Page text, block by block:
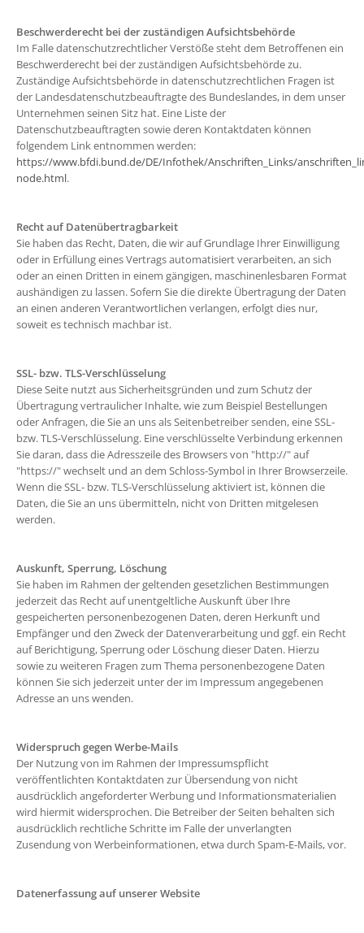
Beschwerderecht bei der zuständigen Aufsichtsbehörde
Im Falle datenschutzrechtlicher Verstöße steht dem Betroffenen ein
Beschwerderecht bei der zuständigen Aufsichtsbehörde zu.
Zuständige Aufsichtsbehörde in datenschutzrechtlichen Fragen ist
der Landesdatenschutzbeauftragte des Bundeslandes, in dem unser
Unternehmen seinen Sitz hat. Eine Liste der
Datenschutzbeauftragten sowie deren Kontaktdaten können
folgendem Link entnommen werden:
https://www.bfdi.bund.de/DE/Infothek/Anschriften_Links/
node.html.
Recht auf Datenübertragbarkeit
Sie haben das Recht, Daten, die wir auf Grundlage Ihrer Einwilligung
oder in Erfüllung eines Vertrags automatisiert verarbeiten, an sich
oder an einen Dritten in einem gängigen, maschinenlesbaren Format
aushändigen zu lassen. Sofern Sie die direkte Übertragung der Daten
an einen anderen Verantwortlichen verlangen, erfolgt dies nur,
soweit es technisch machbar ist.
SSL- bzw. TLS-Verschlüsselung
Diese Seite nutzt aus Sicherheitsgründen und zum Schutz der
Übertragung vertraulicher Inhalte, wie zum Beispiel Bestellungen
oder Anfragen, die Sie an uns als Seitenbetreiber senden, eine SSL-
bzw. TLS-Verschlüsselung. Eine verschlüsselte Verbindung erkennen
Sie daran, dass die Adresszeile des Browsers von "http://" auf
"https://" wechselt und an dem Schloss-Symbol in Ihrer Browserzeile.
Wenn die SSL- bzw. TLS-Verschlüsselung aktiviert ist, können die
Daten, die Sie an uns übermitteln, nicht von Dritten mitgelesen
werden.
Auskunft, Sperrung, Löschung
Sie haben im Rahmen der geltenden gesetzlichen Bestimmungen
jederzeit das Recht auf unentgeltliche Auskunft über Ihre
gespeicherten personenbezogenen Daten, deren Herkunft und
Empfänger und den Zweck der Datenverarbeitung und ggf. ein Recht
auf Berichtigung, Sperrung oder Löschung dieser Daten. Hierzu
sowie zu weiteren Fragen zum Thema personenbezogene Daten
können Sie sich jederzeit unter der im Impressum angegebenen
Adresse an uns wenden.
Widerspruch gegen Werbe-Mails
Der Nutzung von im Rahmen der Impressumspflicht
veröffentlichten Kontaktdaten zur Übersendung von nicht
ausdrücklich angeforderter Werbung und Informationsmaterialien
wird hiermit widersprochen. Die Betreiber der Seiten behalten sich
ausdrücklich rechtliche Schritte im Falle der unverlangten
Zusendung von Werbeinformationen, etwa durch Spam-E-Mails, vor.
Datenerfassung auf unserer Website